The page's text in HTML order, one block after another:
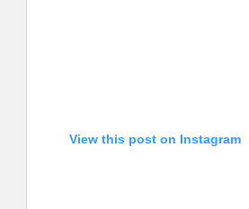
View this post on Instagram